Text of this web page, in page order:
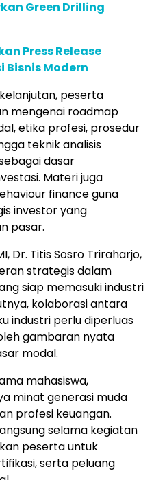
Green Drilling
Press Release
Bisnis Modern
peserta
mengenai roadmap
etika profesi, prosedur
teknik analisis
dasar
Materi juga
finance guna
investor yang
pasar.
Dr. Titis Sosro Triraharjo,
strategis dalam
siap memasuki industri
kolaborasi antara
industri perlu diperluas
gambaran nyata
modal.
mahasiswa,
minat generasi muda
profesi keuangan.
selama kegiatan
peserta untuk
serta peluang